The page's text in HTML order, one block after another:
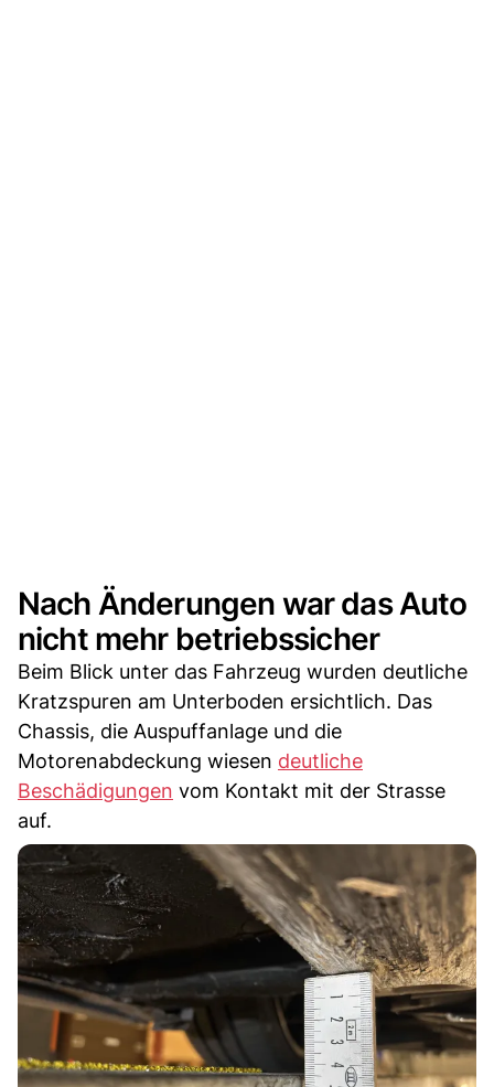
Nach Änderungen war das Auto
nicht mehr betriebssicher
Beim Blick unter das Fahrzeug wurden deutliche
Kratzspuren am Unterboden ersichtlich. Das
Chassis, die Auspuffanlage und die
Motorenabdeckung wiesen deutliche
Beschädigungen vom Kontakt mit der Strasse
auf.